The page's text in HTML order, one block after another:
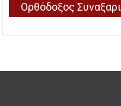
Ορθόδοξος